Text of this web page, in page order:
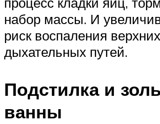
набор массы. И
риск воспаления верхних
дыхательных путей.
Подстилка и
ванны